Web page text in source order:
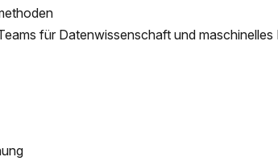
für Datenwissenschaft und maschinelles